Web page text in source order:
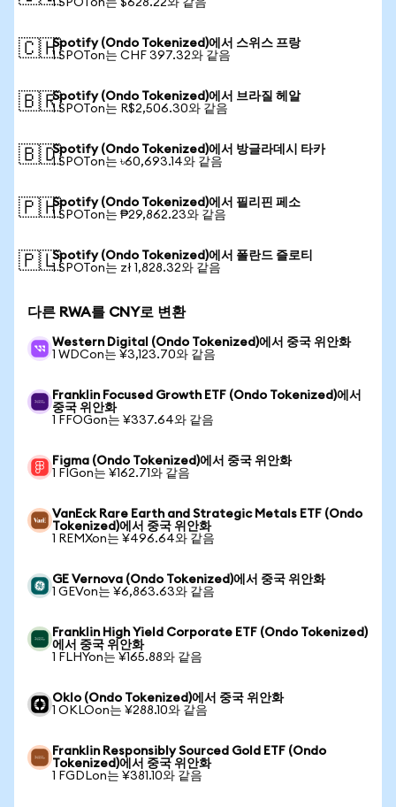
1 SPOTon는 $628.22와 같음
🇨🇭Spotify (Ondo Tokenized)에서 스위스 프랑
1 SPOTon는 CHF 397.32와 같음
🇧🇷Spotify (Ondo Tokenized)에서 브라질 헤알
1 SPOTon는 R$2,506.30와 같음
🇧🇩Spotify (Ondo Tokenized)에서 방글라데시 타카
1 SPOTon는 ৳60,693.14와 같음
🇵🇭Spotify (Ondo Tokenized)에서 필리핀 페소
1 SPOTon는 ₱29,862.23와 같음
🇵🇱Spotify (Ondo Tokenized)에서 폴란드 즐로티
1 SPOTon는 zł 1,828.32와 같음
다른 RWA를 CNY로 변환
Western Digital (Ondo Tokenized)에서 중국 위안화
1 WDCon는 ¥3,123.70와 같음
Franklin Focused Growth ETF (Ondo Tokenized)에서
중국 위안화
1 FFOGon는 ¥337.64와 같음
Figma (Ondo Tokenized)에서 중국 위안화
1 FIGon는 ¥162.71와 같음
VanEck Rare Earth and Strategic Metals ETF (Ondo
Tokenized)에서 중국 위안화
1 REMXon는 ¥496.64와 같음
GE Vernova (Ondo Tokenized)에서 중국 위안화
1 GEVon는 ¥6,863.63와 같음
Franklin High Yield Corporate ETF (Ondo Tokenized)
에서 중국 위안화
1 FLHYon는 ¥165.88와 같음
Oklo (Ondo Tokenized)에서 중국 위안화
1 OKLOon는 ¥288.10와 같음
Franklin Responsibly Sourced Gold ETF (Ondo
Tokenized)에서 중국 위안화
1 FGDLon는 ¥381.10와 같음